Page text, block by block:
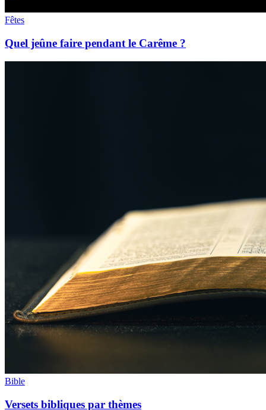
Fêtes
Quel jeûne faire pendant le Carême ?
Bible
Versets bibliques par thèmes